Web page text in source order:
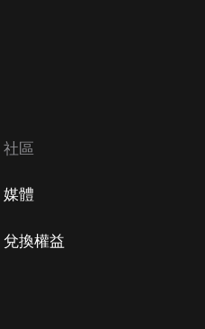
社區
媒體
兌換權益